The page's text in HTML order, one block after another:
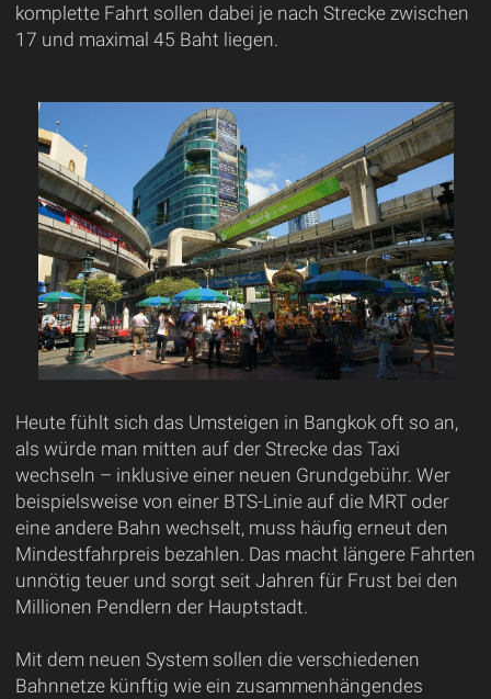
komplette Fahrt sollen dabei je nach Strecke zwischen
17 und maximal 45 Baht liegen.
Heute fühlt sich das Umsteigen in Bangkok oft so an,
als würde man mitten auf der Strecke das Taxi
wechseln – inklusive einer neuen Grundgebühr. Wer
beispielsweise von einer BTS-Linie auf die MRT oder
eine andere Bahn wechselt, muss häufig erneut den
Mindestfahrpreis bezahlen. Das macht längere Fahrten
unnötig teuer und sorgt seit Jahren für Frust bei den
Millionen Pendlern der Hauptstadt.
Mit dem neuen System sollen die verschiedenen
Bahnnetze künftig wie ein zusammenhängendes